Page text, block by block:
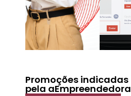
Promoções indicadas
pela aEmpreendedora